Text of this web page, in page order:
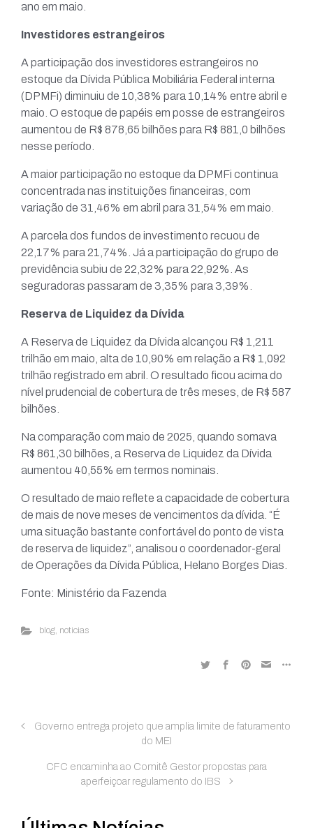
ano em maio.
Investidores estrangeiros
A participação dos investidores estrangeiros no
estoque da Dívida Pública Mobiliária Federal interna
(DPMFi) diminuiu de 10,38% para 10,14% entre abril e
maio. O estoque de papéis em posse de estrangeiros
aumentou de R$ 878,65 bilhões para R$ 881,0 bilhões
nesse período.
A maior participação no estoque da DPMFi continua
concentrada nas instituições financeiras, com
variação de 31,46% em abril para 31,54% em maio.
A parcela dos fundos de investimento recuou de
22,17% para 21,74%. Já a participação do grupo de
previdência subiu de 22,32% para 22,92%. As
seguradoras passaram de 3,35% para 3,39%.
Reserva de Liquidez da Dívida
A Reserva de Liquidez da Dívida alcançou R$ 1,211
trilhão em maio, alta de 10,90% em relação a R$ 1,092
trilhão registrado em abril. O resultado ficou acima do
nível prudencial de cobertura de três meses, de R$ 587
bilhões.
Na comparação com maio de 2025, quando somava
R$ 861,30 bilhões, a Reserva de Liquidez da Dívida
aumentou 40,55% em termos nominais.
O resultado de maio reflete a capacidade de cobertura
de mais de nove meses de vencimentos da dívida. “É
uma situação bastante confortável do ponto de vista
de reserva de liquidez”, analisou o coordenador-geral
de Operações da Dívida Pública, Helano Borges Dias.
Fonte: Ministério da Fazenda
blog, noticias
Governo entrega projeto que amplia limite de faturamento
do MEI
CFC encaminha ao Comitê Gestor propostas para
aperfeiçoar regulamento do IBS